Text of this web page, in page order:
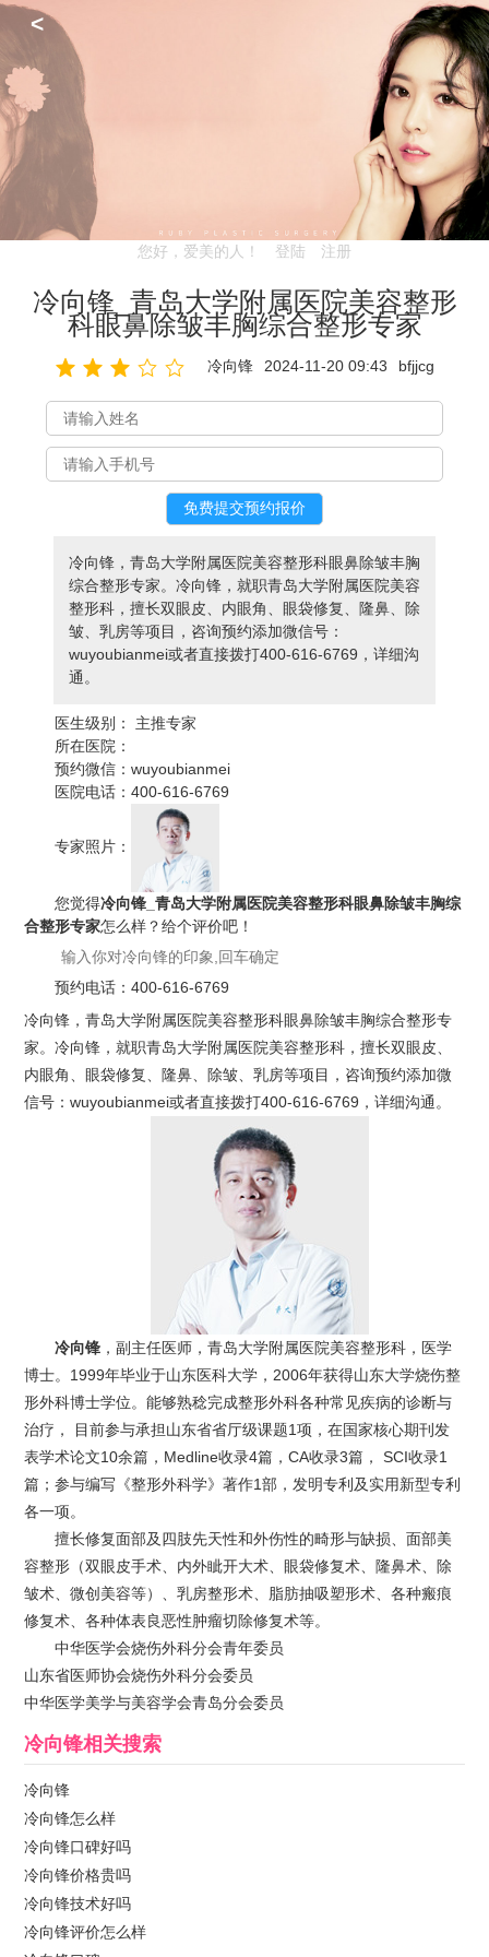
<
您好，爱美的人！ 登陆 注册
冷向锋_青岛大学附属医院美容整形
科眼鼻除皱丰胸综合整形专家
冷向锋 2024-11-20 09:43 bfjjcg
冷向锋，青岛大学附属医院美容整形科眼鼻除皱丰胸
综合整形专家。冷向锋，就职青岛大学附属医院美容
整形科，擅长双眼皮、内眼角、眼袋修复、隆鼻、除
皱、乳房等项目，咨询预约添加微信号：
wuyoubianmei或者直接拨打400-616-6769，详细沟
通。
医生级别：
主推专家
所在医院：
预约微信：wuyoubianmei
医院电话：400-616-6769
专家照片：
您觉得冷向锋_青岛大学附属医院美容整形科眼鼻除皱丰胸综
合整形专家怎么样？给个评价吧！
预约电话：400-616-6769
冷向锋，青岛大学附属医院美容整形科眼鼻除皱丰胸综合整形专
家。冷向锋，就职青岛大学附属医院美容整形科，擅长双眼皮、
内眼角、眼袋修复、隆鼻、除皱、乳房等项目，咨询预约添加微
信号：wuyoubianmei或者直接拨打400-616-6769，详细沟通。
冷向锋 ，副主任医师，青岛大学附属医院美容整形科，医学
博士。1999年毕业于山东医科大学，2006年获得山东大学烧伤整
形外科博士学位。能够熟稔完成整形外科各种常见疾病的诊断与
治疗， 目前参与承担山东省省厅级课题1项，在国家核心期刊发
表学术论文10余篇，Medline收录4篇，CA收录3篇， SCI收录1
篇；参与编写《整形外科学》著作1部，发明专利及实用新型专利
各一项。
擅长修复面部及四肢先天性和外伤性的畸形与缺损、面部美
容整形（双眼皮手术、内外眦开大术、眼袋修复术、隆鼻术、除
皱术、微创美容等）、乳房整形术、脂肪抽吸塑形术、各种瘢痕
修复术、各种体表良恶性肿瘤切除修复术等。
中华医学会烧伤外科分会青年委员
山东省医师协会烧伤外科分会委员
中华医学美学与美容学会青岛分会委员
冷向锋相关搜索
冷向锋
冷向锋怎么样
冷向锋口碑好吗
冷向锋价格贵吗
冷向锋技术好吗
冷向锋评价怎么样